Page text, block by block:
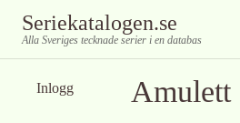
Seriekatalogen.se
Alla Sveriges tecknade serier i en databas
Inlogg Amulett